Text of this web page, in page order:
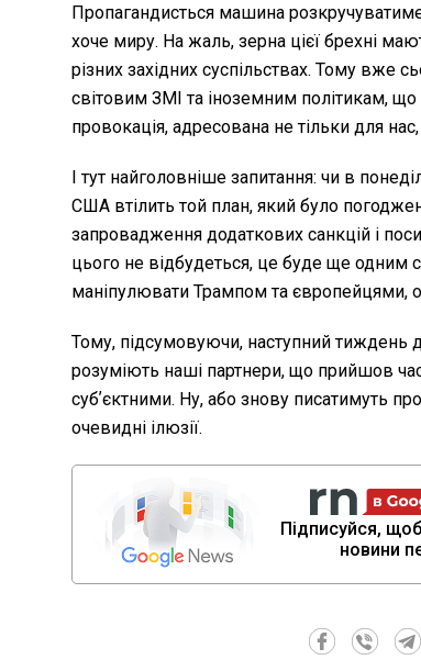
Пропагандисться машина
хоче миру. На жаль, зерна цієї брехні
різних західних суспільствах. Тому вже
світовим ЗМІ та іноземним політикам,
провокація, адресована не тільки для
І тут найголовніше запитання: чи в
США втілить той план, який було
запровадження додаткових санкцій і
цього не відбудеться, це буде ще одним
маніпулювати Трампом та європейцями,
Тому, підсумовуючи, наступний тиждень
розуміють наші партнери, що прийшов
субʼєктними. Ну, або знову писатимуть
очевидні ілюзії.
Підписуйся,
новини